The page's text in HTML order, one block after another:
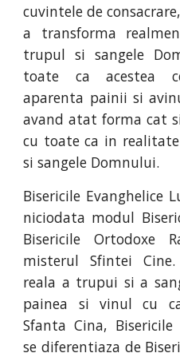
cuvintele de
a transforma
trupul si sangele
toate ca acestea
aparenta painii si
avand atat forma cat
cu toate ca in
si sangele Domnului.
Bisericile Evanghelice
niciodata modul
Bisericile Ortodoxe
misterul Sfintei
reala a trupui si a
painea si vinul cu
Sfanta Cina, Bisericile
se diferentiaza de